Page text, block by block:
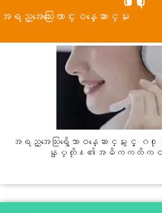
အရည္အေသြးေကာင္းဝန္ေဆာင္မႈ
အရည္အေသြးရွိေသာဝန္ေဆာင္မႈႏွင့္
န္ုပ္တို႔၏အဓိကကတိကဝ